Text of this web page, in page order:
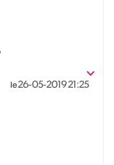
le‎26-05-201921:25